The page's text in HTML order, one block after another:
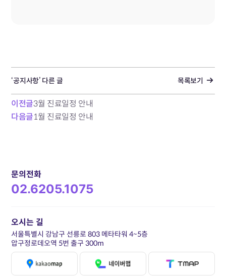
‘공지사항’ 다른 글 목록보기
이전글3월 진료일정 안내
다음글1월 진료일정 안내
문의전화
02.6205.1075
오시는 길
서울특별시 강남구 선릉로 803 메타타워 4~5층
압구정로데오역 5번 출구 300m